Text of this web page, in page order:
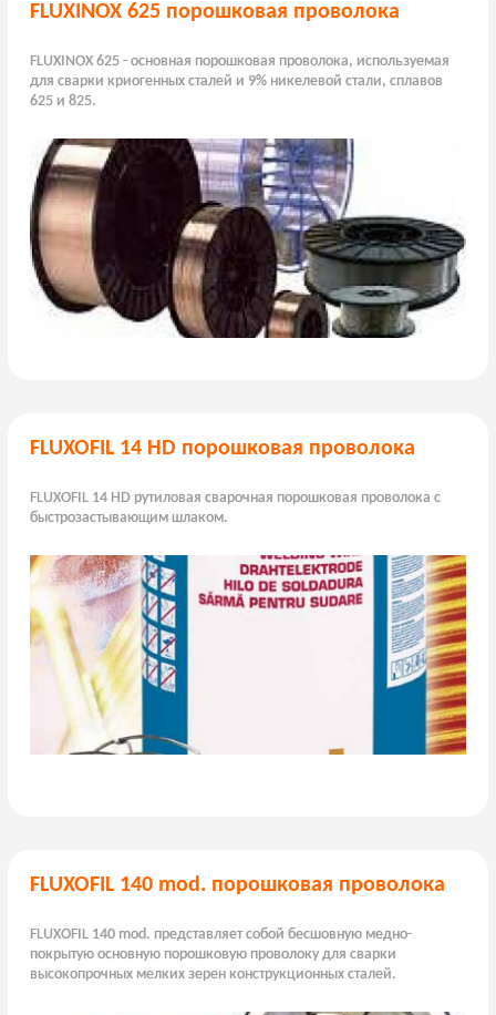
FLUXINOX 625 порошковая проволока
FLUXINOX 625 - основная порошковая проволока, используемая
для сварки криогенных сталей и 9% никелевой стали, сплавов
625 и 825.
FLUXOFIL 14 HD порошковая проволока
FLUXOFIL 14 HD рутиловая сварочная порошковая проволока с
быстрозастывающим шлаком.
FLUXOFIL 140 mod. порошковая проволока
FLUXOFIL 140 mod. представляет собой бесшовную медно-
покрытую основную порошковую проволоку для сварки
высокопрочных мелких зерен конструкционных сталей.